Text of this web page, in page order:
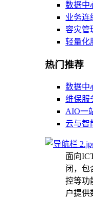
数据中
业务连
容灾管
轻量化
热门推荐
数据中
维保服
AIO一
云与智
面向
闭，包
控等功
户提供